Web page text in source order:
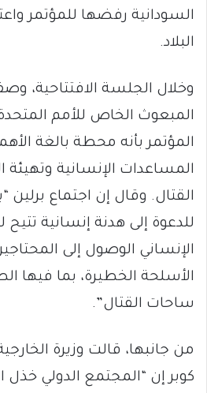
السودانية رفضها للمؤتمر
البلاد.
وخلال الجلسة الافتتاحية،
المبعوث الخاص للأمم
المؤتمر بأنه محطة بالغة
المساعدات الإنسانية
القتال. وقال إن اجتماع
للدعوة إلى هدنة إنسانية
الإنساني الوصول إلى
الأسلحة الخطيرة، بما فيها
ساحات القتال”.
من جانبها، قالت وزيرة
كوبر إن “المجتمع الدولي